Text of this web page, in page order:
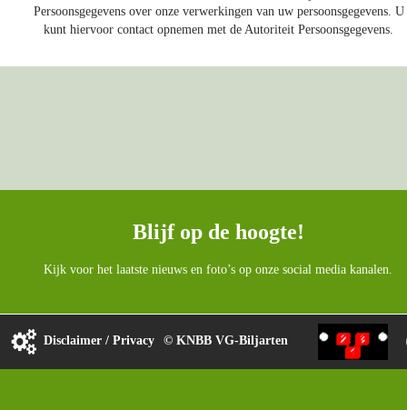
Persoonsgegevens over onze verwerkingen van uw persoonsgegevens. U
kunt hiervoor contact opnemen met de Autoriteit Persoonsgegevens.
Blijf op de hoogte!
Kijk voor het laatste nieuws en foto’s op onze social media kanalen.
© KNBB VG-Biljarten
Disclaimer / Privacy